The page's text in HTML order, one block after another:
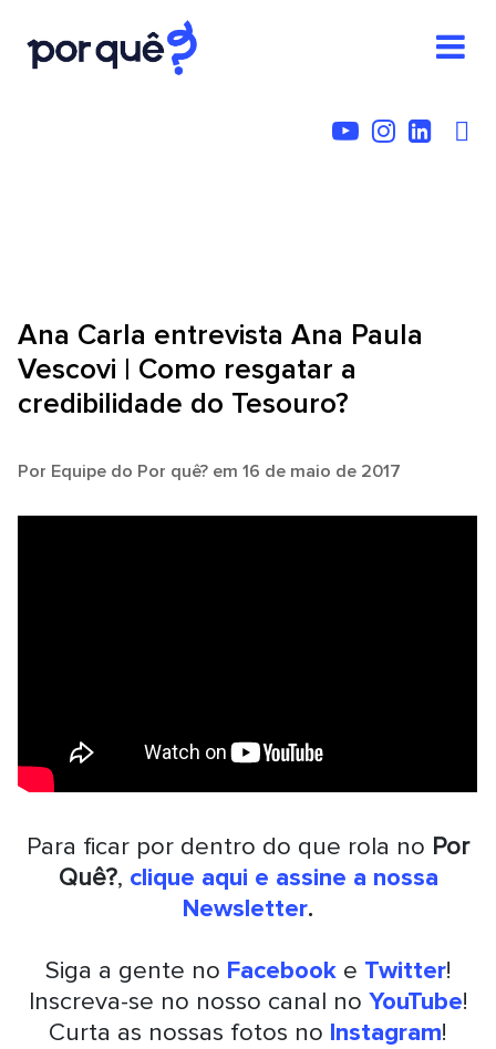
Ana Carla entrevista Ana Paula
Vescovi | Como resgatar a
credibilidade do Tesouro?
Por Equipe do Por quê? em 16 de maio de 2017
Para ficar por dentro do que rola no Por
Quê?, clique aqui e assine a nossa
Newsletter.
Siga a gente no Facebooke Twitter!
Inscreva-se no nosso canal no YouTube!
Curta as nossas fotos no Instagram!